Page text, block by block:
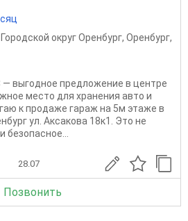
Городской округ Оренбург, Оренбург,
выгодное предложение в центре
место для хранения авто и
к продаже гараж на 5м этаже в
ул. Аксакова 18к1. Это не
безопасное...
28.07
Позвонить